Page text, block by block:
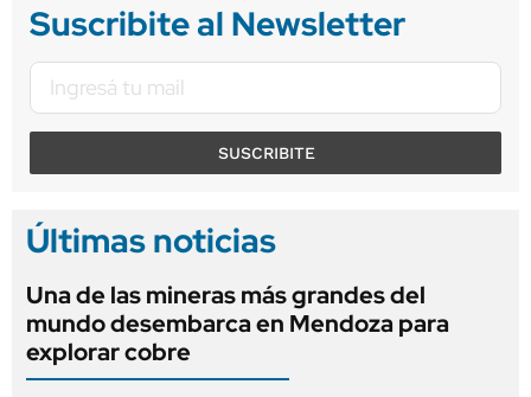
Suscribite al Newsletter
SUSCRIBITE
Últimas noticias
Una de las mineras más grandes del
mundo desembarca en Mendoza para
explorar cobre